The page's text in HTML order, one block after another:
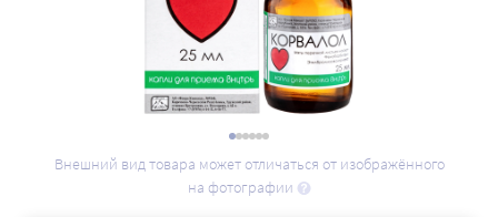
Внешний вид товара может отличаться от изображённого
на фотографии